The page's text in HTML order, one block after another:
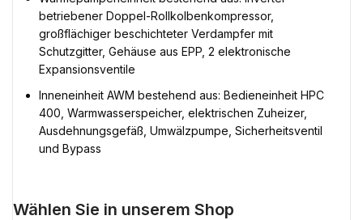
betriebener Doppel-Rollkolbenkompressor,
großflächiger beschichteter Verdampfer mit
Schutzgitter, Gehäuse aus EPP, 2 elektronische
Expansionsventile
Inneneinheit AWM bestehend aus: Bedieneinheit HPC
400, Warmwasserspeicher, elektrischen Zuheizer,
Ausdehnungsgefäß, Umwälzpumpe, Sicherheitsventil
und Bypass
Wählen Sie in unserem Shop